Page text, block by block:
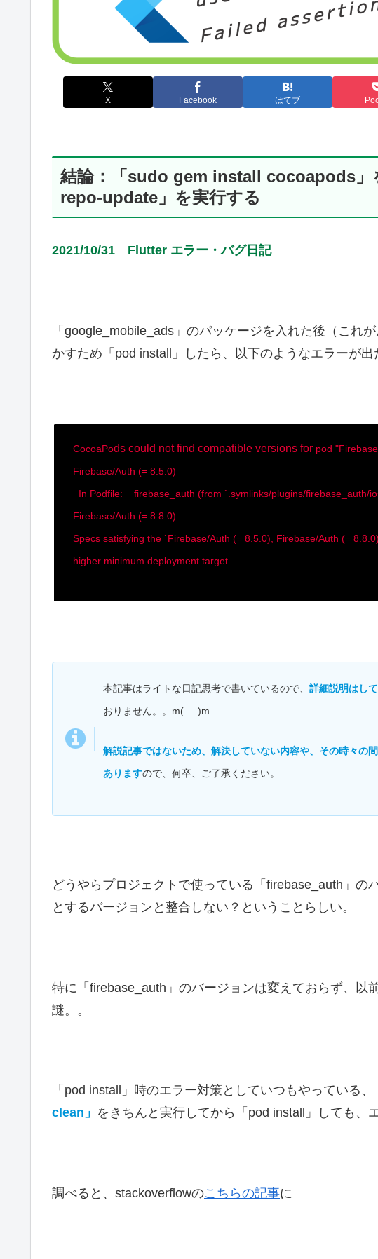
X Facebook はてブ
結論：「sudo gem install cocoapods
repo-update」を実行する
2021/10/31 Flutter エラー・バグ日記
「google_mobile_ads」のパッケージを入れた後（これ
かすため「pod install」したら、以下のようなエラーが出
CocoaPods could not find compatible versions for pod
Firebase/Auth (= 8.5.0)
In Podfile: firebase_auth (from `.symlinks/plugins/firebase_auth/
Firebase/Auth (= 8.8.0)
Specs satisfying the `Firebase/Auth (= 8.5.0), Firebase/Auth (=
higher minimum deployment target.
本記事はライトな日記思考で書いているので、 詳細説明はし
おりません。。m(_ _)m
解説記事ではないため、解決していない内容や、その時々の
ありますので、何卒、ご了承ください。
どうやらプロジェクトで使っている「firebase_auth」の
とするバージョンと整合しない？ということらしい。
特に「firebase_auth」のバージョンは変えておらず、以
謎。。
「pod install」時のエラー対策としていつもやっている、
clean」 をきちんと実行してから「pod install」しても、
調べると、stackoverflowのこちらの記事に